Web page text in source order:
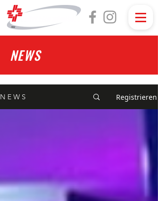
NEWS
N E W S Registrieren